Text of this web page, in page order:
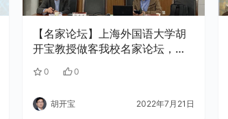
【名家论坛】上海外国语大学胡
开宝教授做客我校名家论坛，谈
现状、问题与未来
0 0
胡开宝 2022年7月21日